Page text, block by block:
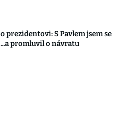
prezidentovi: S Pavlem jsem se
promluvil o návratu